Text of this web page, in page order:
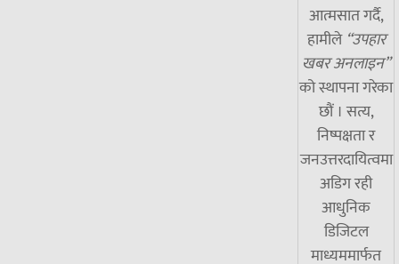
आत्मसात गर्दै,
हामीले “उपहार
खबर अनलाइन”
को स्थापना गरेका
छौं । सत्य,
निष्पक्षता र
जनउत्तरदायित्वमा
अडिग रही
आधुनिक
डिजिटल
माध्यममार्फत